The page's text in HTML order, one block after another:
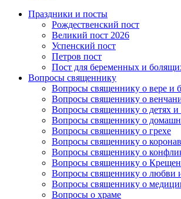
Праздники и посты
Рождественский пост
Великий пост 2026
Успенский пост
Петров пост
Пост для беременных и
Вопросы священнику
Вопросы священнику о вере и
Вопросы священнику о
Вопросы священнику о детях и
Вопросы священнику о
Вопросы священнику о грехе
Вопросы священнику о
Вопросы священнику о
Вопросы священнику о
Вопросы священнику о любви
Вопросы священнику о
Вопросы о храме